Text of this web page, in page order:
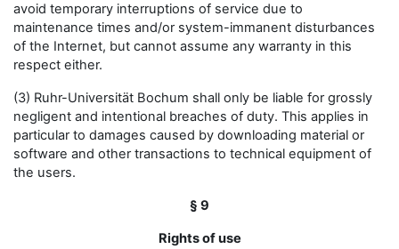
avoid temporary interruptions of service due to
maintenance times and/or system-immanent disturbances
of the Internet, but cannot assume any warranty in this
respect either.
(3) Ruhr-Universität Bochum shall only be liable for grossly
negligent and intentional breaches of duty. This applies in
particular to damages caused by downloading material or
software and other transactions to technical equipment of
the users.
§ 9
Rights of use